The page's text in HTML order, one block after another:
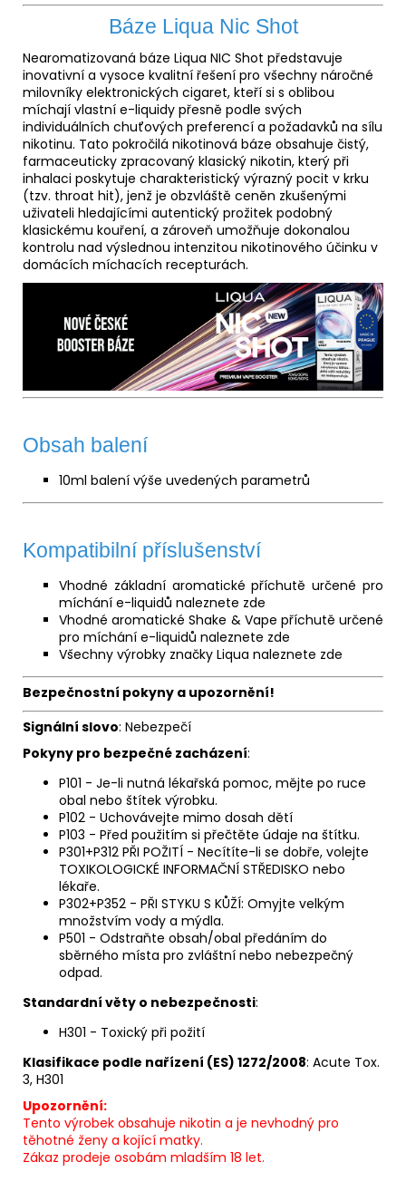
Báze Liqua Nic Shot
Nearomatizovaná báze Liqua NIC Shot představuje
inovativní a vysoce kvalitní řešení pro všechny náročné
milovníky elektronických cigaret, kteří si s oblibou
míchají vlastní e-liquidy přesně podle svých
individuálních chuťových preferencí a požadavků na sílu
nikotinu. Tato pokročilá nikotinová báze obsahuje čistý,
farmaceuticky zpracovaný klasický nikotin, který při
inhalaci poskytuje charakteristický výrazný pocit v krku
(tzv. throat hit), jenž je obzvláště ceněn zkušenými
uživateli hledajícími autentický prožitek podobný
klasickému kouření, a zároveň umožňuje dokonalou
kontrolu nad výslednou intenzitou nikotinového účinku v
domácích míchacích recepturách.
Obsah balení
10ml balení výše uvedených parametrů
Kompatibilní příslušenství
Vhodné základní aromatické příchutě určené pro
míchání e-liquidů naleznete zde
Vhodné aromatické Shake & Vape příchutě určené
pro míchání e-liquidů naleznete zde
Všechny výrobky značky Liqua naleznete zde
Bezpečnostní pokyny a upozornění!
Signální slovo: Nebezpečí
Pokyny pro bezpečné zacházení:
P101 - Je-li nutná lékařská pomoc, mějte po ruce
obal nebo štítek výrobku.
P102 - Uchovávejte mimo dosah dětí
P103 - Před použitím si přečtěte údaje na štítku.
P301+P312 PŘI POŽITÍ - Necítíte-li se dobře, volejte
TOXIKOLOGICKÉ INFORMAČNÍ STŘEDISKO nebo
lékaře.
P302+P352 - PŘI STYKU S KŮŽÍ: Omyjte velkým
množstvím vody a mýdla.
P501 - Odstraňte obsah/obal předáním do
sběrného místa pro zvláštní nebo nebezpečný
odpad.
Standardní věty o nebezpečnosti:
H301 - Toxický při požití
Klasifikace podle nařízení (ES) 1272/2008: Acute Tox.
3, H301
Upozornění:
Tento výrobek obsahuje nikotin a je nevhodný pro
těhotné ženy a kojící matky.
Zákaz prodeje osobám mladším 18 let.